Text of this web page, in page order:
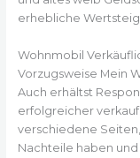
erhebliche
Wohnmobil
Vorzugsweise Mein
Auch erhältst
erfolgreicher
verschiedene
Nachteile haben